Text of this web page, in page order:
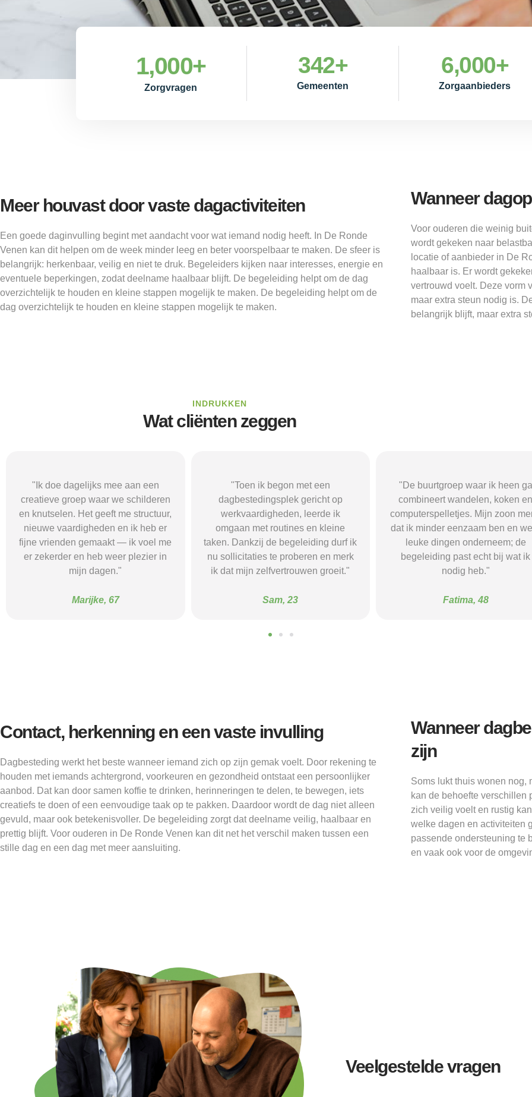
Zorgvragen
1,000+
Gemeenten
342+
Zorgaanbieders
6,000+
Meer houvast door vaste dagactiviteiten
Een goede daginvulling begint met aandacht voor wat iemand nodig heeft. In De Ronde
Venen kan dit helpen om de week minder leeg en beter voorspelbaar te maken. De sfeer is
belangrijk: herkenbaar, veilig en niet te druk. Begeleiders kijken naar interesses, energie en
eventuele beperkingen, zodat deelname haalbaar blijft. De begeleiding helpt om de dag
overzichtelijk te houden en kleine stappen mogelijk te maken. De begeleiding helpt om de
dag overzichtelijk te houden en kleine stappen mogelijk te maken.
Wanneer
Voor ouderen die weinig
wordt gekeken naar
locatie of aanbieder in De
haalbaar is. Er wordt
vertrouwd voelt. Deze vorm
maar extra steun nodig is.
belangrijk blijft, maar extra
INDRUKKEN
Wat cliënten zeggen
"Toen ik begon met een
dagbestedingsplek gericht op
werkvaardigheden, leerde ik
omgaan met routines en kleine
taken. Dankzij de begeleiding durf ik
nu sollicitaties te proberen en merk
ik dat mijn zelfvertrouwen groeit."
Sam, 23
"De buurtgroep waar ik heen ga
combineert wandelen, koken en
computerspelletjes. Mijn zoon merkt
dat ik minder eenzaam ben en weer
leuke dingen onderneem; de
begeleiding past echt bij wat ik
nodig heb."
Fatima, 48
"Ik doe dagelijks mee aan een
creatieve groep waar we
en knutselen. Het geeft me
nieuwe vaardigheden en ik heb
fijne vrienden gemaakt — ik voel
er zekerder en heb weer plezier in
mijn dagen."
Marijke, 67
Contact, herkenning en een vaste invulling
Dagbesteding werkt het beste wanneer iemand zich op zijn gemak voelt. Door rekening te
houden met iemands achtergrond, voorkeuren en gezondheid ontstaat een persoonlijker
aanbod. Dat kan door samen koffie te drinken, herinneringen te delen, te bewegen, iets
creatiefs te doen of een eenvoudige taak op te pakken. Daardoor wordt de dag niet alleen
gevuld, maar ook betekenisvoller. De begeleiding zorgt dat deelname veilig, haalbaar en
prettig blijft. Voor ouderen in De Ronde Venen kan dit net het verschil maken tussen een
stille dag en een dag met meer aansluiting.
Wanneer
zijn
Soms lukt thuis wonen nog,
kan de behoefte verschillen
zich veilig voelt en rustig
welke dagen en activiteiten
passende ondersteuning te
en vaak ook voor de
Veelgestelde vragen